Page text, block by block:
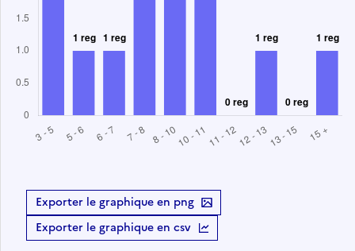
Exporter le graphique en png
Exporter le graphique en csv